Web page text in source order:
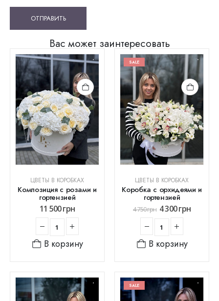
Вас может заинтересовать
ЦВЕТЫ В КОРОБКАХ
Композиция с розами и
гортензией
11 500грн
В корзину
SALE
ЦВЕТЫ В КОРОБКАХ
Коробка с орхидеями и
гортензией
4 750грн 4 300грн
В корзину
SALE